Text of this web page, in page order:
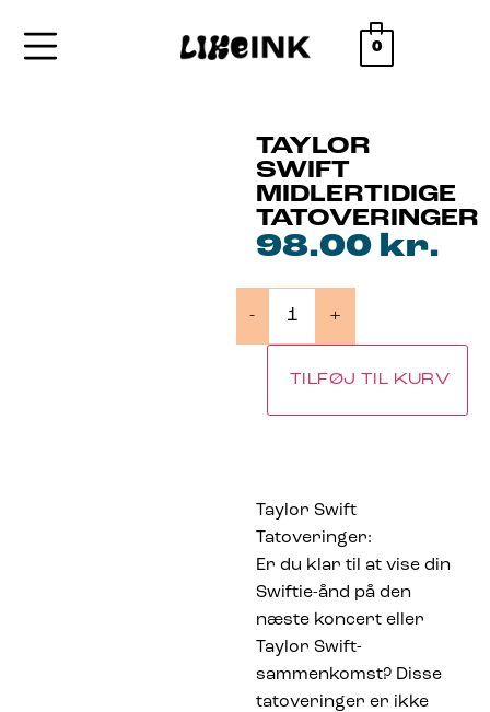
0
TAYLOR
SWIFT
MIDLERTIDIGE
TATOVERINGER
98.00 kr.
- +
TILFØJ TIL KURV
Taylor Swift
Tatoveringer:
Er du klar til at vise din
Swiftie-ånd på den
næste koncert eller
Taylor Swift-
sammenkomst? Disse
tatoveringer er ikke